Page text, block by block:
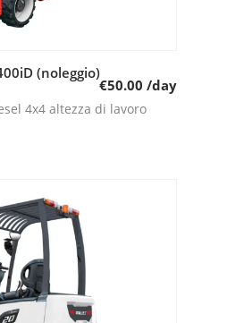
tutto
(noleggio)
€50.00 /day
4x4 altezza di lavoro